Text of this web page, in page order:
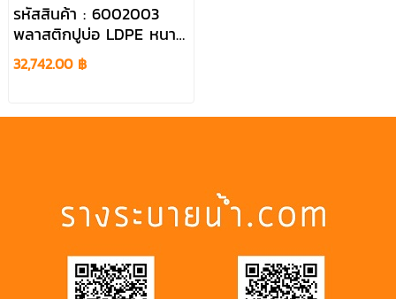
รหัสสินค้า : 6002003
พลาสติกปูบ่อ LDPE หนา
0.5 mm.
32,742.00 ฿